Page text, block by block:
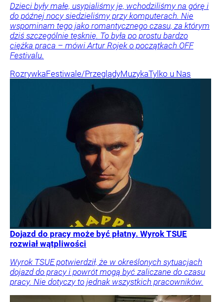
Dzieci były małe, usypialiśmy je, wchodziliśmy na górę i
do późnej nocy siedzieliśmy przy komputerach. Nie
wspominam tego jako romantycznego czasu, za którym
dziś szczególnie tęsknię. To była po prostu bardzo
ciężka praca – mówi Artur Rojek o początkach OFF
Festivalu.
RozrywkaFestiwale/PrzeglądyMuzykaTylko u Nas
Dojazd do pracy może być płatny. Wyrok TSUE
rozwiał wątpliwości
Wyrok TSUE potwierdził, że w określonych sytuacjach
dojazd do pracy i powrót mogą być zaliczane do czasu
pracy. Nie dotyczy to jednak wszystkich pracowników.